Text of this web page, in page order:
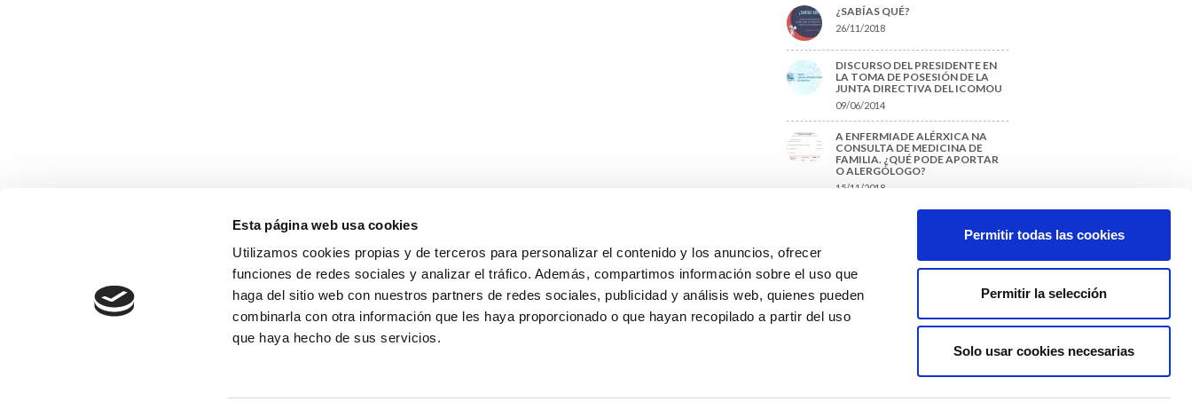
Esta página web usa cookies
Utilizamos cookies propias y de terceros para personalizar el contenido y los anuncios, ofrecer
funciones de redes sociales y analizar el tráfico. Además, compartimos información sobre el uso que
haga del sitio web con nuestros partners de redes sociales, publicidad y análisis web, quienes pueden
combinarla con otra información que les haya proporcionado o que hayan recopilado a partir del uso
que haya hecho de sus servicios.
Permitir todas las cookies
Permitir la selección
Solo usar cookies necesarias
¿SABÍAS QUÉ?
26/11/2018
DISCURSO DEL PRESIDENTE EN
LA TOMA DE POSESIÓN DE LA
JUNTA DIRECTIVA DEL ICOMOU
09/06/2014
A ENFERMIADE ALÉRXICA NA
CONSULTA DE MEDICINA DE
FAMILIA. ¿QUÉ PODE APORTAR
O ALERGÓLOGO?
15/11/2018
UN TRABAJO FIN DE GRADO?
Noticias
Política de cookies
Colexio Médicos
Ourense